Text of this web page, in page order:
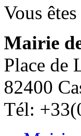
Vous
Mairie
Place de
82400
Tél: